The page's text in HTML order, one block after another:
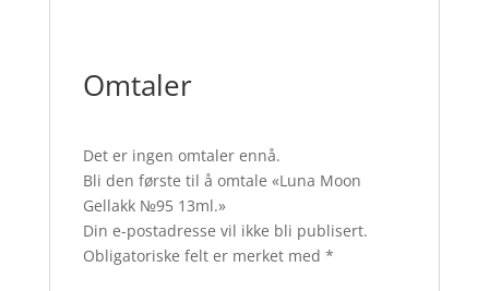
Omtaler
Det er ingen omtaler ennå.
Bli den første til å omtale «Luna Moon
Gellakk №95 13ml.»
Din e-postadresse vil ikke bli publisert.
Obligatoriske felt er merket med *